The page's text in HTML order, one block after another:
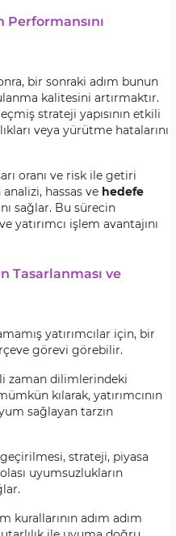
bir sonraki adım bunun
kalitesini artırmaktır.
strateji yapısının etkili
veya yürütme hatalarını
oranı ve risk ile getiri
hassas ve hedefe
sağlar. Bu sürecin
yatırımcı işlem avantajını
Tasarlanması ve
yatırımcılar için, bir
görevi görebilir.
zaman dilimlerindeki
kılarak, yatırımcının
sağlayan tarzın
strateji, piyasa
uyumsuzlukların
kurallarının adım adım